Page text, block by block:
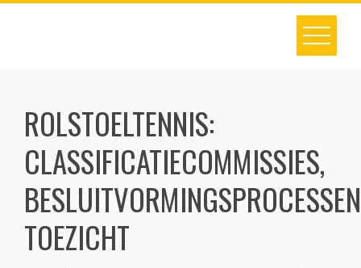
Skip
ROLSTOELTENNIS:
CLASSIFICATIECOMMISSIES,
TOEZICHT